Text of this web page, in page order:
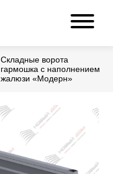
Складные ворота
гармошка с наполнением
жалюзи «Модерн»